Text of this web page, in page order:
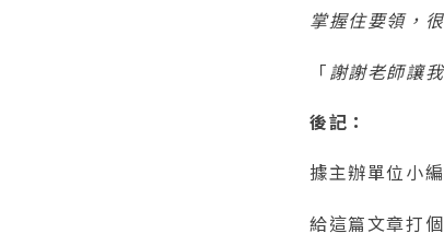
掌握住要領，
「謝謝老師讓
後記：
據主辦單位小
給這篇文章打